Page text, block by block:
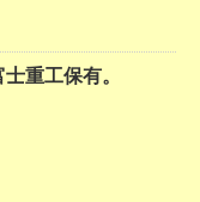
重工保有。